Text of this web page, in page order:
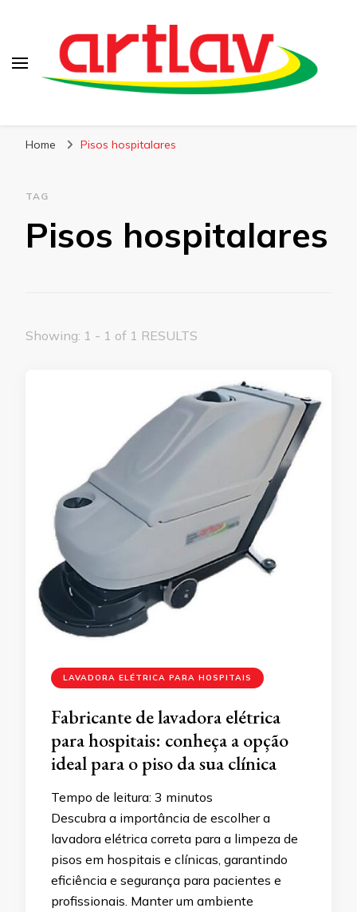
Home Pisos hospitalares
TAG
Pisos hospitalares
Showing: 1 - 1 of 1 RESULTS
LAVADORA ELÉTRICA PARA HOSPITAIS
Fabricante de lavadora elétrica
para hospitais: conheça a opção
ideal para o piso da sua clínica
Tempo de leitura: 3 minutos
Descubra a importância de escolher a
lavadora elétrica correta para a limpeza de
pisos em hospitais e clínicas, garantindo
eficiência e segurança para pacientes e
profissionais. Manter um ambiente